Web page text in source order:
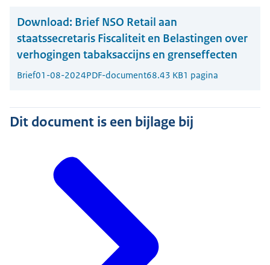
Download: Brief NSO Retail aan
staatssecretaris Fiscaliteit en Belastingen over
verhogingen tabaksaccijns en grenseffecten
Brief01-08-2024PDF-document68.43 KB1 pagina
Dit document is een bijlage bij